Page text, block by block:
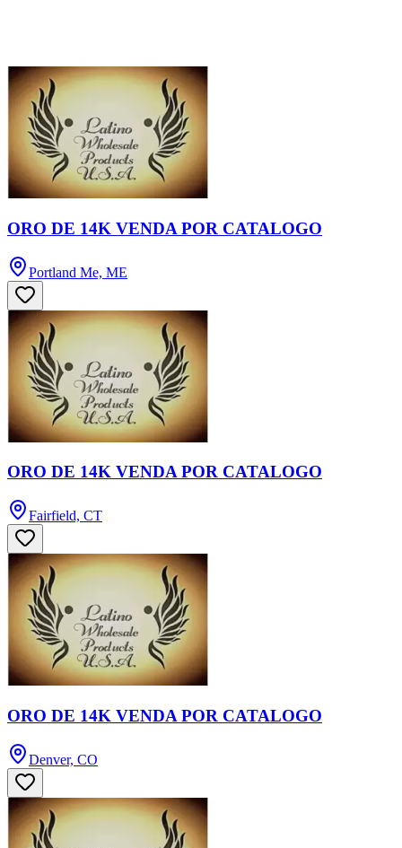
ORO DE 14K VENDA POR CATALOGO
Portland Me, ME
ORO DE 14K VENDA POR CATALOGO
Fairfield, CT
ORO DE 14K VENDA POR CATALOGO
Denver, CO